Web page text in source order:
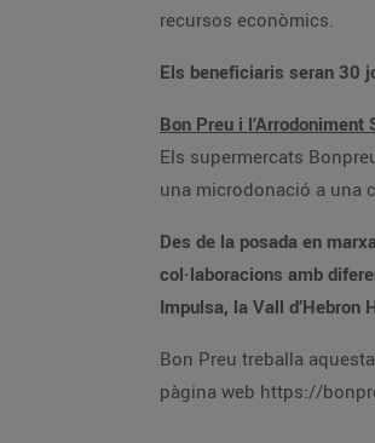
recursos econòmics.
Els beneficiaris seran 30
Bon Preu i l’Arrodoniment
Els supermercats
una microdonació a una
Des de la posada en
col·laboracions amb
Impulsa, la Vall d’Hebron
Bon Preu treballa
pàgina web https://